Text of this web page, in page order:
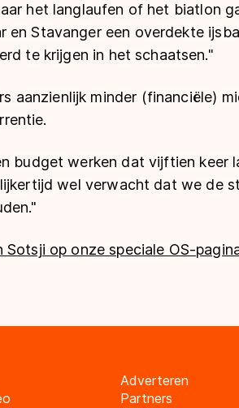
het langlaufen of het biatlon
en Stavanger een overdekte
te krijgen in het schaatsen."
aanzienlijk minder (financiële)
budget werken dat vijftien keer
wel verwacht dat we de
Sotsji op onze speciale OS-
Adverteren
Partners